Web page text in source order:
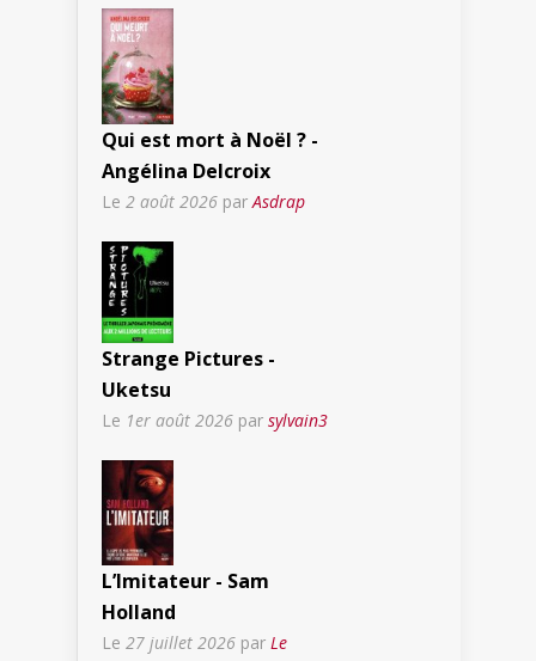
Qui est mort à Noël ? -
Angélina Delcroix
Le 2 août 2026 parAsdrap
Strange Pictures -
Uketsu
Le 1er août 2026 par sylvain3
L’Imitateur - Sam
Holland
Le 27 juillet 2026 par Le